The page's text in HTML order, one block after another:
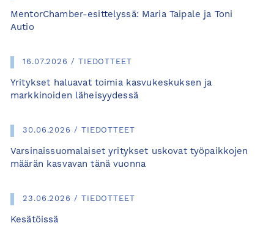
MentorChamber-esittelyssä: Maria Taipale ja Toni
Autio
16.07.2026 / TIEDOTTEET
Yritykset haluavat toimia kasvukeskuksen ja
markkinoiden läheisyydessä
30.06.2026 / TIEDOTTEET
Varsinaissuomalaiset yritykset uskovat työpaikkojen
määrän kasvavan tänä vuonna
23.06.2026 / TIEDOTTEET
Kesätöissä